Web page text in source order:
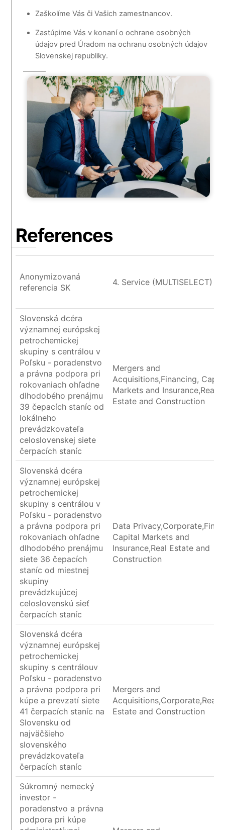
Zaškolíme Vás či Vašich zamestnancov.
Zastúpime Vás v konaní o ochrane osobných
údajov pred Úradom na ochranu osobných údajov
Slovenskej republiky.
References
Anonymizovaná
referencia SK
4. Service (MULTISELECT)
Slovenská dcéra
významnej európskej
petrochemickej
skupiny s centrálou v
Poľsku - poradenstvo
a právna podpora pri
rokovaniach ohľadne
dlhodobého prenájmu
39 čepacích staníc od
lokálneho
prevádzkovateľa
celoslovenskej siete
čerpacích staníc
Mergers and
Acquisitions,Financing,
Markets and Insurance,Real
Estate and Construction
Slovenská dcéra
významnej európskej
petrochemickej
skupiny s centrálou v
Poľsku - poradenstvo
a právna podpora pri
rokovaniach ohľadne
dlhodobého prenájmu
siete 36 čepacích
staníc od miestnej
skupiny
prevádzkujúcej
celoslovenskú sieť
čerpacích staníc
Data
Capital Markets and
Insurance,Real Estate and
Construction
Slovenská dcéra
významnej európskej
petrochemickej
skupiny s centrálouv
Poľsku - poradenstvo
a právna podpora pri
kúpe a prevzatí siete
41 čerpacích staníc na
Slovensku od
najväčšieho
slovenského
prevádzkovateľa
čerpacích staníc
Mergers and
Acquisitions,Corporate,Real
Estate and Construction
Súkromný nemecký
investor -
poradenstvo a právna
podpora pri kúpe